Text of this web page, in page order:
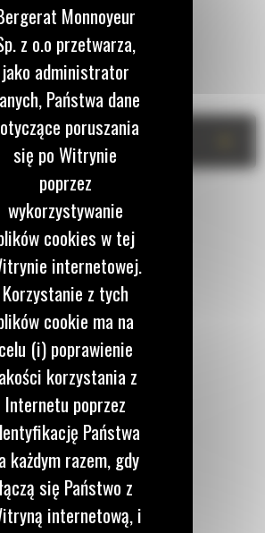
W KONTAKCIE
Zadzwoń do nas
122 100 122
Napisz do nas
Monnoyeur
z o.o przetwarza,
jako administrator
Państwa dane
poruszania
się po Witrynie
poprzez
wykorzystywanie
cookies w tej
internetowej.
Korzystanie z tych
cookie ma na
celu (i) poprawienie
korzystania z
Internetu poprzez
Państwa
każdym razem, gdy
się Państwo z
internetową, i